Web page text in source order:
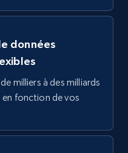
données
milliers à des milliards
fonction de vos